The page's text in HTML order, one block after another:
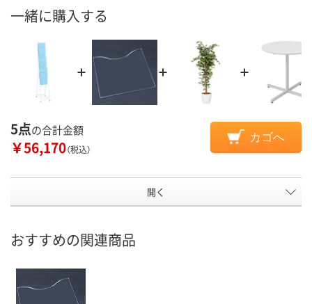
一緒に購入する
5点の合計金額
￥56,170（税込）
カゴへ
開く
おすすめの関連商品